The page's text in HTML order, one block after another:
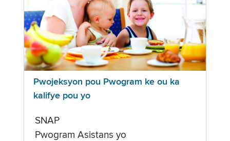
Pwojeksyon pou Pwogram ke ou ka
kalifye pou yo
SNAP
Pwogram Asistans yo